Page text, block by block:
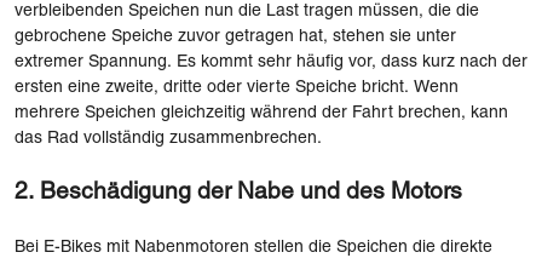
verbleibenden Speichen nun die Last tragen müssen, die die
gebrochene Speiche zuvor getragen hat, stehen sie unter
extremer Spannung. Es kommt sehr häufig vor, dass kurz nach der
ersten eine zweite, dritte oder vierte Speiche bricht. Wenn
mehrere Speichen gleichzeitig während der Fahrt brechen, kann
das Rad vollständig zusammenbrechen.
2. Beschädigung der Nabe und des Motors
Bei E-Bikes mit Nabenmotoren stellen die Speichen die direkte